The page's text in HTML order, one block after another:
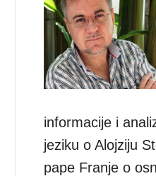
informacije i
jeziku o Alojziju
pape Franje o